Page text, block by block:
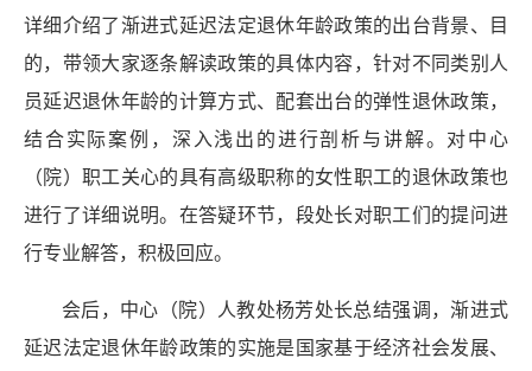
详细介绍了渐进式延迟法定退休年龄政策的出台背景、目
的，带领大家逐条解读政策的具体内容，针对不同类别人
员延迟退休年龄的计算方式、配套出台的弹性退休政策，
结合实际案例，深入浅出的进行剖析与讲解。对中心
（院）职工关心的具有高级职称的女性职工的退休政策也
进行了详细说明。在答疑环节，段处长对职工们的提问进
行专业解答，积极回应。
会后，中心（院）人教处杨芳处长总结强调，渐进式
延迟法定退休年龄政策的实施是国家基于经济社会发展、